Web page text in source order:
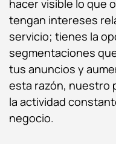
hacer visible lo que
tengan intereses
servicio; tienes la
segmentaciones
tus anuncios y
esta razón, nuestro
la actividad
negocio.